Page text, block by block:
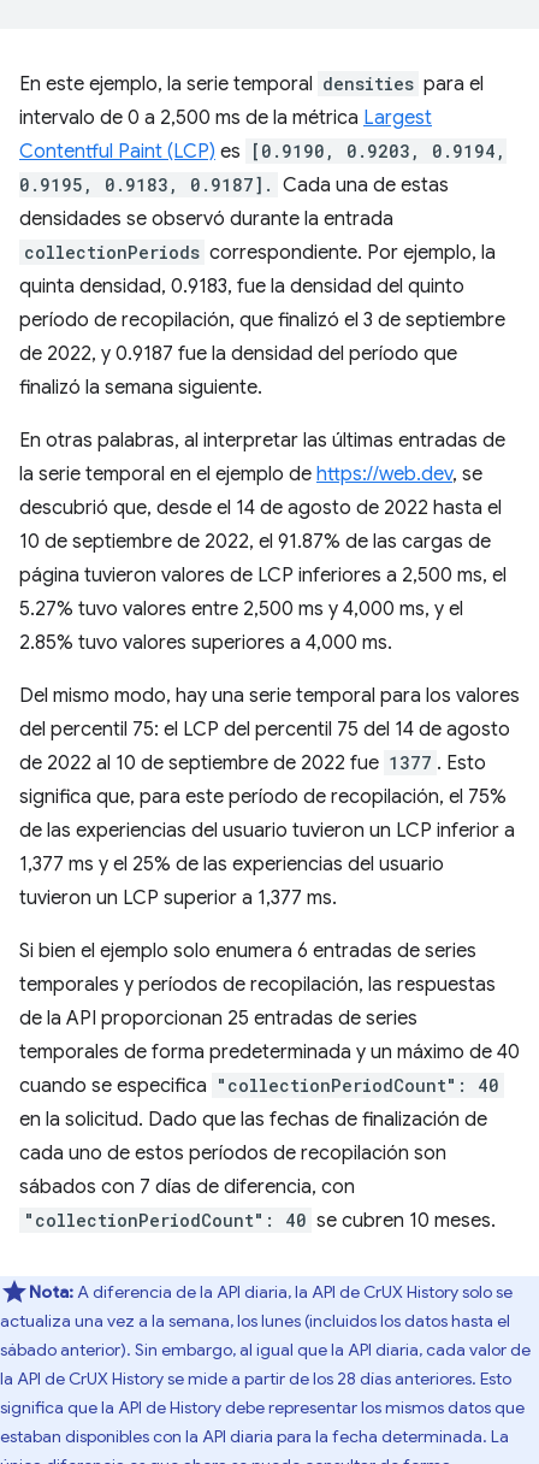
En este ejemplo, la serie temporal densities para el
intervalo de 0 a 2,500 ms de la métrica Largest
Contentful Paint (LCP) es
[0.9190, 0.9203, 0.9194,
0.9195, 0.9183, 0.9187]. Cada una de estas
densidades se observó durante la entrada
collectionPeriods correspondiente. Por ejemplo, la
quinta densidad, 0.9183, fue la densidad del quinto
período de recopilación, que finalizó el 3 de septiembre
de 2022, y 0.9187 fue la densidad del período que
finalizó la semana siguiente.
En otras palabras, al interpretar las últimas entradas de
la serie temporal en el ejemplo de https://web.dev, se
descubrió que, desde el 14 de agosto de 2022 hasta el
10 de septiembre de 2022, el 91.87% de las cargas de
página tuvieron valores de LCP inferiores a 2,500 ms, el
5.27% tuvo valores entre 2,500 ms y 4,000 ms, y el
2.85% tuvo valores superiores a 4,000 ms.
Del mismo modo, hay una serie temporal para los valores
del percentil 75: el LCP del percentil 75 del 14 de agosto
de 2022 al 10 de septiembre de 2022 fue 1377 . Esto
significa que, para este período de recopilación, el 75%
de las experiencias del usuario tuvieron un LCP inferior a
1,377 ms y el 25% de las experiencias del usuario
tuvieron un LCP superior a 1,377 ms.
Si bien el ejemplo solo enumera 6 entradas de series
temporales y períodos de recopilación, las respuestas
de la API proporcionan 25 entradas de series
temporales de forma predeterminada y un máximo de 40
cuando se especifica "collectionPeriodCount": 40
en la solicitud. Dado que las fechas de finalización de
cada uno de estos períodos de recopilación son
sábados con 7 días de diferencia, con
"collectionPeriodCount": 40 se cubren 10 meses.
Nota:A diferencia de la API diaria, la API de CrUX History solo se
actualiza una vez a la semana, los lunes (incluidos los datos hasta el
sábado anterior). Sin embargo, al igual que la API diaria, cada valor de
la API de CrUX History se mide a partir de los 28 días anteriores. Esto
significa que la API de History debe representar los mismos datos que
estaban disponibles con la API diaria para la fecha determinada. La